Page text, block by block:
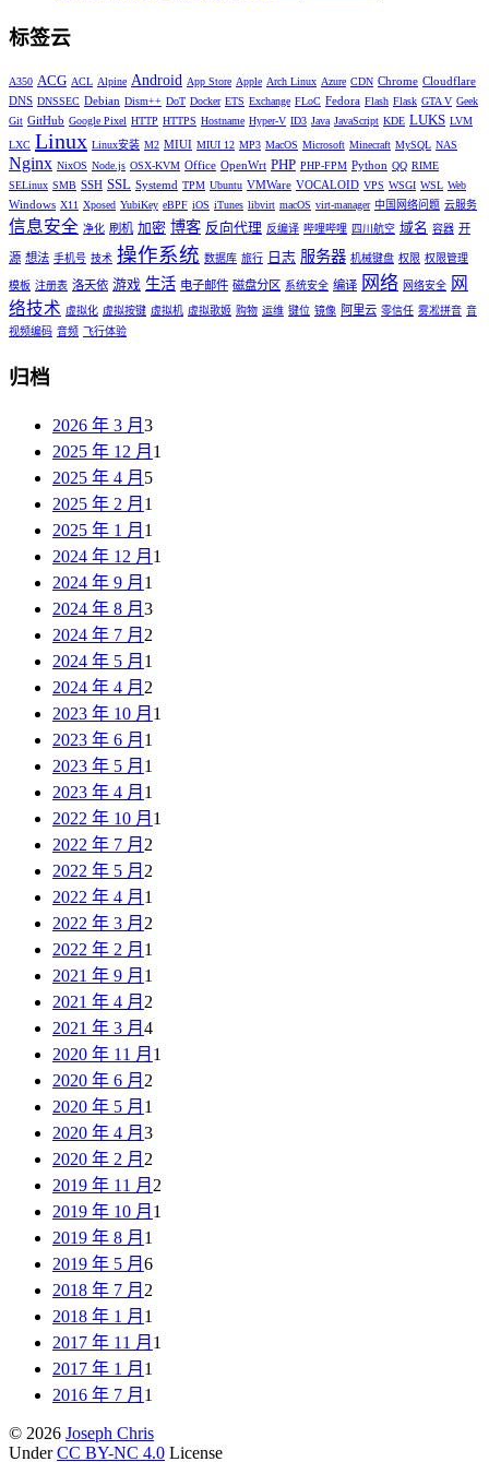
标签云
A350 ACG ACL Alpine Android App Store Apple Arch Linux Azure CDN Chrome Cloudflare
DNS DNSSEC Debian Dism++ DoT Docker ETS Exchange FLoC Fedora Flash Flask GTA V Geek
Git GitHub Google Pixel HTTP HTTPS Hostname Hyper-V ID3 Java JavaScript KDE LUKS LVM
LXC Linux Linux安装 M2 MIUI MIUI 12 MP3 MacOS Microsoft Minecraft MySQL NAS
Nginx NixOS Node.js OSX-KVM Office OpenWrt PHP PHP-FPM Python QQ RIME
SELinux SMB SSH SSL Systemd TPM Ubuntu VMWare VOCALOID VPS WSGI WSL Web
Windows X11 Xposed YubiKey eBPF iOS iTunes libvirt macOS virt-manager 中国网络问题 云服务
信息安全 净化 刷机 加密 博客 反向代理 反编译 哔哩哔哩 四川航空 域名 容器 开
源 想法 手机号 技术 操作系统 数据库 旅行 日志 服务器 机械键盘 权限 权限管理
模板 注册表 洛天依 游戏 生活 电子邮件 磁盘分区 系统安全 编译 网络 网络安全
网
络技术 虚拟化 虚拟按键 虚拟机 虚拟歌姬 购物 运维 键位 镜像 阿里云 零信任 雾凇拼音 音
视频编码 音频 飞行体验
归档
2026 年 3 月 3
2025 年 12 月 1
2025 年 4 月 5
2025 年 2 月 1
2025 年 1 月 1
2024 年 12 月 1
2024 年 9 月 1
2024 年 8 月 3
2024 年 7 月 2
2024 年 5 月 1
2024 年 4 月 2
2023 年 10 月 1
2023 年 6 月 1
2023 年 5 月 1
2023 年 4 月 1
2022 年 10 月 1
2022 年 7 月 2
2022 年 5 月 2
2022 年 4 月 1
2022 年 3 月 2
2022 年 2 月 1
2021 年 9 月 1
2021 年 4 月 2
2021 年 3 月 4
2020 年 11 月 1
2020 年 6 月 2
2020 年 5 月 1
2020 年 4 月 3
2020 年 2 月 2
2019 年 11 月 2
2019 年 10 月 1
2019 年 8 月 1
2019 年 5 月 6
2018 年 7 月 2
2018 年 1 月 1
2017 年 11 月 1
2017 年 1 月 1
2016 年 7 月 1
© 2026 Joseph Chris
UnderCC BY-NC 4.0 License